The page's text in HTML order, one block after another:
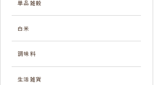
単品雑穀
白米
調味料
生活雑貨